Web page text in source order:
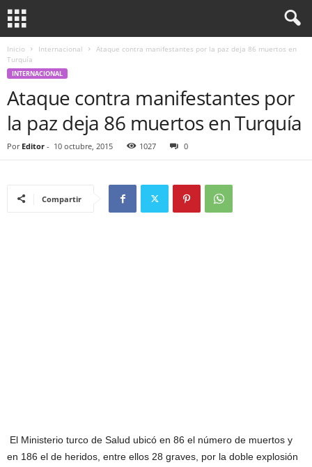
Inicio Internacional
Ataque contra manifestantes por la paz deja 86 muertos en
Turquía
INTERNACIONAL
Ataque contra manifestantes por
la paz deja 86 muertos en Turquía
Por Editor - 10 octubre, 2015 1027 0
Compartir
El Ministerio turco de Salud ubicó en 86 el número de muertos y
en 186 el de heridos, entre ellos 28 graves, por la doble explosión